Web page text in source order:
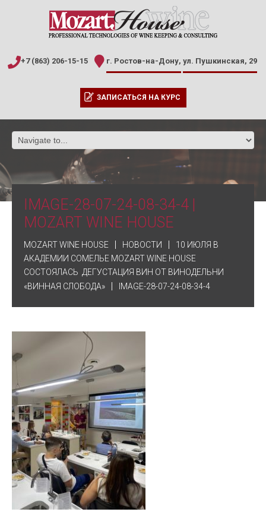
+7 (863) 206-15-15 г. Ростов-на-Дону, ул. Пушкинская, 29
ЗАПИСАТЬСЯ НА КУРС
IMAGE-28-07-24-08-34-4 |
MOZART WINE HOUSE
MOZART WINE HOUSE НОВОСТИ
10 ИЮЛЯ В
АКАДЕМИИ СОМЕЛЬЕ MOZART WINE HOUSE
СОСТОЯЛАСЬ ДЕГУСТАЦИЯ ВИН ОТ ВИНОДЕЛЬНИ
«ВИННАЯ СЛОБОДА»
IMAGE-28-07-24-08-34-4